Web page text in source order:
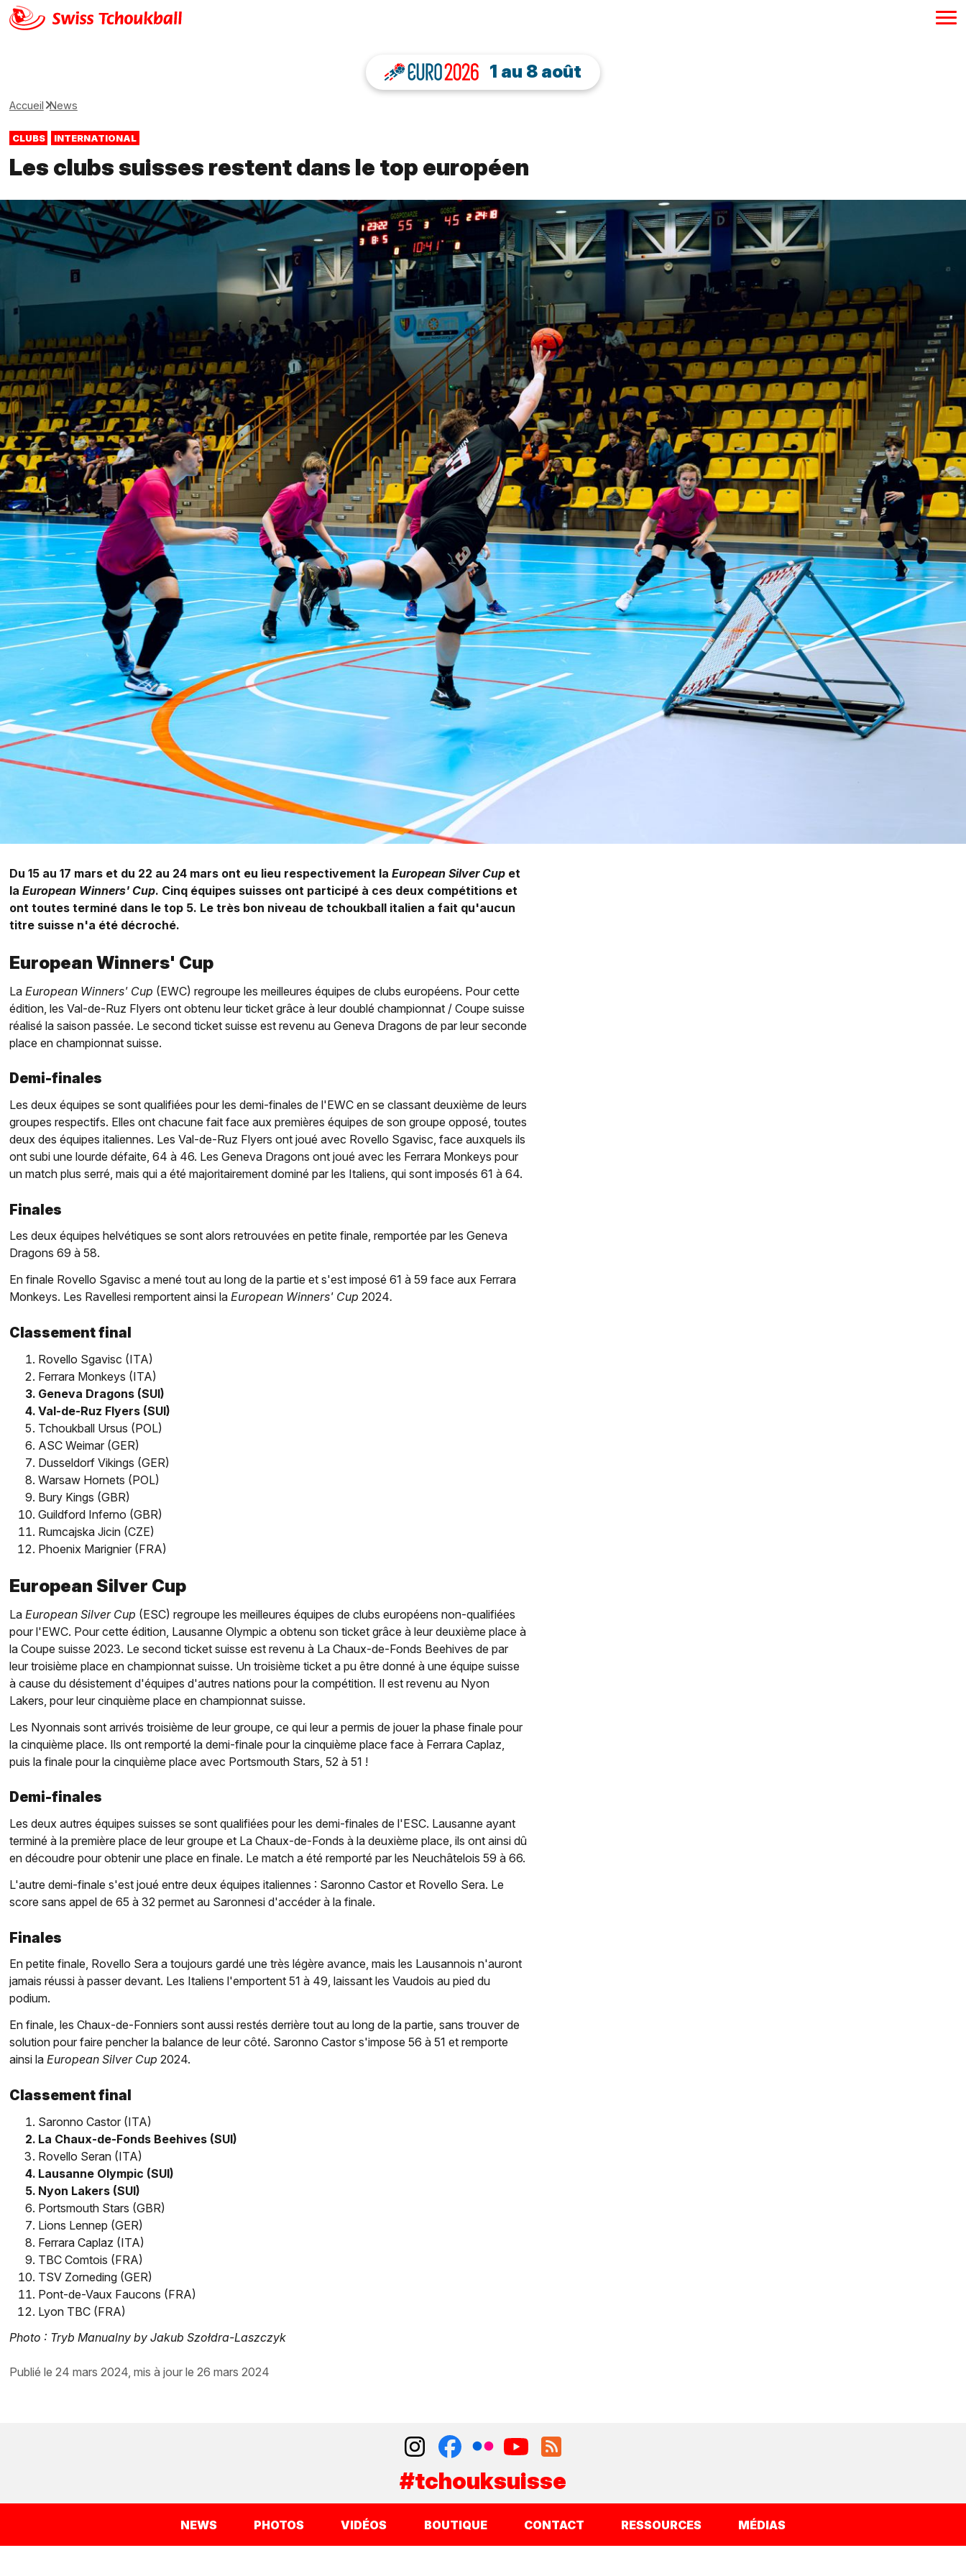
1 au 8 août
Accueil News
CLUBS INTERNATIONAL
Les clubs suisses restent dans le top européen
Du 15 au 17 mars et du 22 au 24 mars ont eu lieu respectivement la European Silver Cupet
la European Winners' Cup. Cinq équipes suisses ont participé à ces deux compétitions et
ont toutes terminé dans le top 5. Le très bon niveau de tchoukball italien a fait qu'aucun
titre suisse n'a été décroché.
European Winners' Cup
La European Winners' Cup (EWC) regroupe les meilleures équipes de clubs européens. Pour cette
édition, les Val-de-Ruz Flyers ont obtenu leur ticket grâce à leur doublé championnat / Coupe suisse
réalisé la saison passée. Le second ticket suisse est revenu au Geneva Dragons de par leur seconde
place en championnat suisse.
Demi-finales
Les deux équipes se sont qualifiées pour les demi-finales de l'EWC en se classant deuxième de leurs
groupes respectifs. Elles ont chacune fait face aux premières équipes de son groupe opposé, toutes
deux des équipes italiennes. Les Val-de-Ruz Flyers ont joué avec Rovello Sgavisc, face auxquels ils
ont subi une lourde défaite, 64 à 46. Les Geneva Dragons ont joué avec les Ferrara Monkeys pour
un match plus serré, mais qui a été majoritairement dominé par les Italiens, qui sont imposés 61 à 64.
Finales
Les deux équipes helvétiques se sont alors retrouvées en petite finale, remportée par les Geneva
Dragons 69 à 58.
En finale Rovello Sgavisc a mené tout au long de la partie et s'est imposé 61 à 59 face aux Ferrara
Monkeys. Les Ravellesi remportent ainsi la European Winners' Cup 2024.
Classement final
Rovello Sgavisc (ITA)
Ferrara Monkeys (ITA)
Geneva Dragons (SUI)
Val-de-Ruz Flyers (SUI)
Tchoukball Ursus (POL)
ASC Weimar (GER)
Dusseldorf Vikings (GER)
Warsaw Hornets (POL)
Bury Kings (GBR)
Guildford Inferno (GBR)
Rumcajska Jicin (CZE)
Phoenix Marignier (FRA)
European Silver Cup
La European Silver Cup (ESC) regroupe les meilleures équipes de clubs européens non-qualifiées
pour l'EWC. Pour cette édition, Lausanne Olympic a obtenu son ticket grâce à leur deuxième place à
la Coupe suisse 2023. Le second ticket suisse est revenu à La Chaux-de-Fonds Beehives de par
leur troisième place en championnat suisse. Un troisième ticket a pu être donné à une équipe suisse
à cause du désistement d'équipes d'autres nations pour la compétition. Il est revenu au Nyon
Lakers, pour leur cinquième place en championnat suisse.
Les Nyonnais sont arrivés troisième de leur groupe, ce qui leur a permis de jouer la phase finale pour
la cinquième place. Ils ont remporté la demi-finale pour la cinquième place face à Ferrara Caplaz,
puis la finale pour la cinquième place avec Portsmouth Stars, 52 à 51 !
Demi-finales
Les deux autres équipes suisses se sont qualifiées pour les demi-finales de l'ESC. Lausanne ayant
terminé à la première place de leur groupe et La Chaux-de-Fonds à la deuxième place, ils ont ainsi dû
en découdre pour obtenir une place en finale. Le match a été remporté par les Neuchâtelois 59 à 66.
L'autre demi-finale s'est joué entre deux équipes italiennes : Saronno Castor et Rovello Sera. Le
score sans appel de 65 à 32 permet au Saronnesi d'accéder à la finale.
Finales
En petite finale, Rovello Sera a toujours gardé une très légère avance, mais les Lausannois n'auront
jamais réussi à passer devant. Les Italiens l'emportent 51 à 49, laissant les Vaudois au pied du
podium.
En finale, les Chaux-de-Fonniers sont aussi restés derrière tout au long de la partie, sans trouver de
solution pour faire pencher la balance de leur côté. Saronno Castor s'impose 56 à 51 et remporte
ainsi la European Silver Cup 2024.
Classement final
Saronno Castor (ITA)
La Chaux-de-Fonds Beehives (SUI)
Rovello Seran (ITA)
Lausanne Olympic (SUI)
Nyon Lakers (SUI)
Portsmouth Stars (GBR)
Lions Lennep (GER)
Ferrara Caplaz (ITA)
TBC Comtois (FRA)
TSV Zorneding (GER)
Pont-de-Vaux Faucons (FRA)
Lyon TBC (FRA)
Photo : Tryb Manualny by Jakub Szołdra-Laszczyk
publié le 24 mars 2024, mis à jour le 26 mars 2024
#tchouksuisse
NEWS PHOTOS VIDÉOS BOUTIQUE CONTACT RESSOURCES MÉDIAS